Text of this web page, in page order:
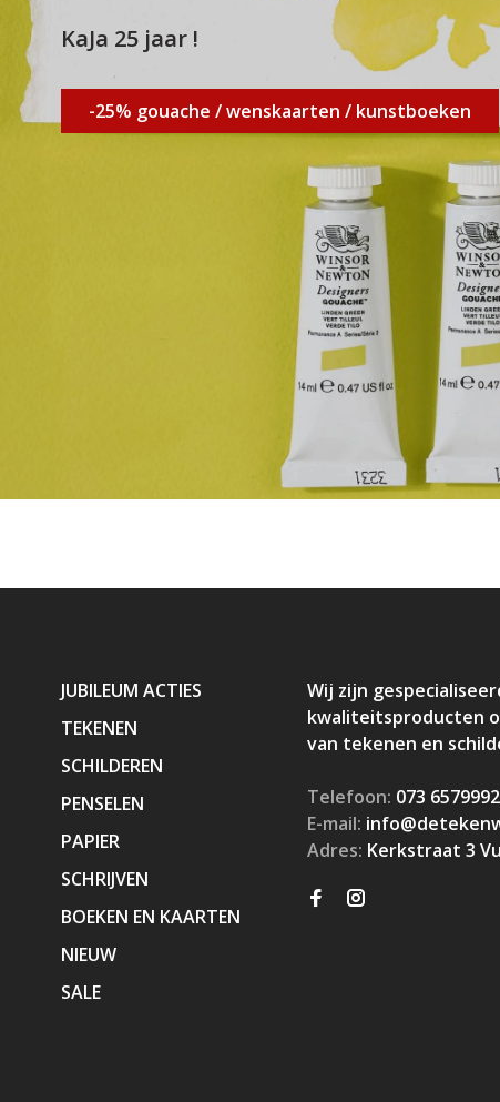
KaJa 25 jaar !
-25% gouache / wenskaarten / kunstboeken
JUBILEUM ACTIES
TEKENEN
SCHILDEREN
PENSELEN
PAPIER
SCHRIJVEN
BOEKEN EN KAARTEN
NIEUW
SALE
Wij zijn
kwaliteitsproducten
van tekenen en
Telefoon: 073 6579992
E-mail:
Adres: Kerkstraat 3